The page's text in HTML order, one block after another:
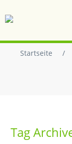
Startseite /
Tag